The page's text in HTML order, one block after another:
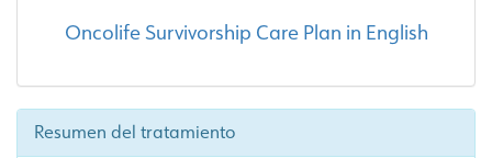
Oncolife Survivorship Care Plan in English
Resumen del tratamiento